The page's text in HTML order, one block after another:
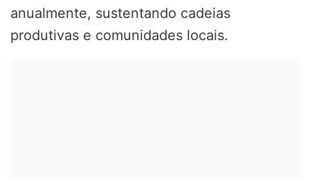
anualmente, sustentando cadeias
produtivas e comunidades locais.